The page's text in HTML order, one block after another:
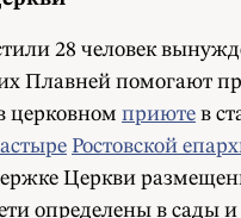
28 человек
Плавней помогают
церковном приюте в
Ростовской
Церкви
определены в сады